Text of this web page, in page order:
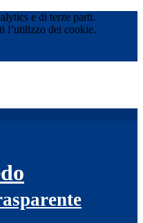
e di terze parti.
l’utilizzo dei cookie.